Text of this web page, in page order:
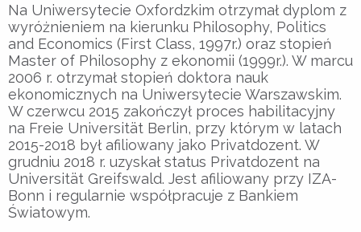
Na Uniwersytecie Oxfordzkim otrzymał dyplom z
wyróżnieniem na kierunku Philosophy, Politics
and Economics (First Class, 1997r.) oraz stopień
Master of Philosophy z ekonomii (1999r.). W marcu
2006 r. otrzymał stopień doktora nauk
ekonomicznych na Uniwersytecie Warszawskim.
W czerwcu 2015 zakończył proces habilitacyjny
na Freie Universität Berlin, przy którym w latach
2015-2018 był afiliowany jako Privatdozent. W
grudniu 2018 r. uzyskał status Privatdozent na
Universität Greifswald. Jest afiliowany przy IZA-
Bonn i regularnie współpracuje z Bankiem
Światowym.